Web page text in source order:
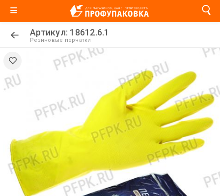
Артикул: 18612.6.1
Резиновые перчатки